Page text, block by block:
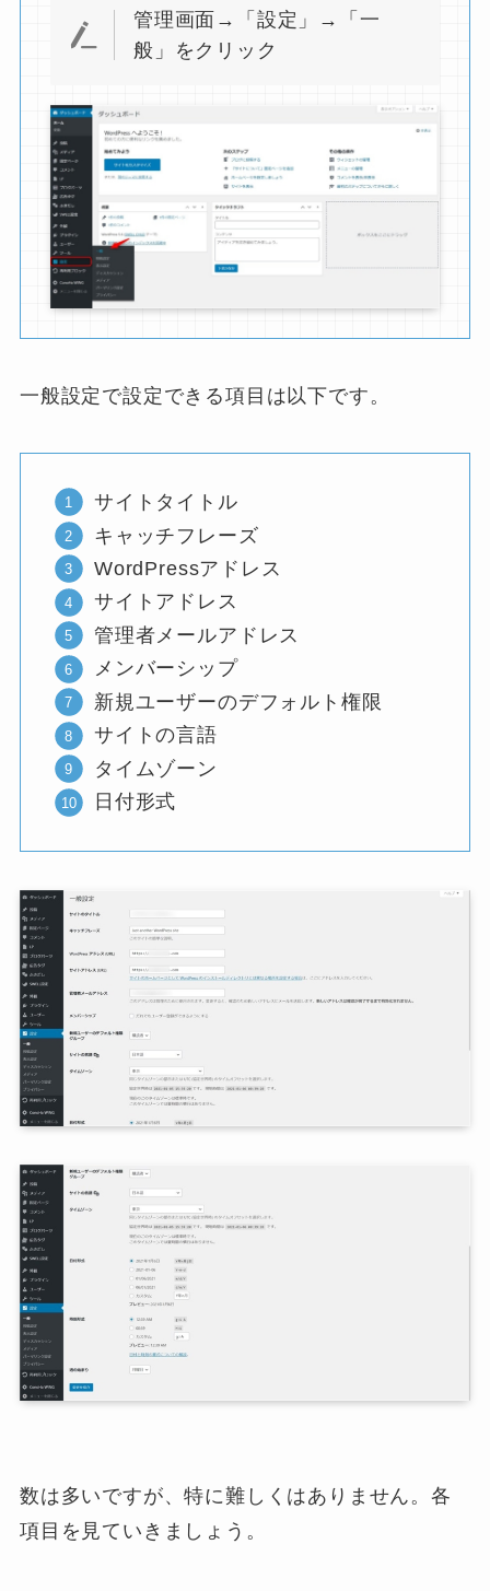
管理画面→「設定」→「一
般」をクリック
一般設定で設定できる項目は以下です。
サイトタイトル
キャッチフレーズ
WordPressアドレス
サイトアドレス
管理者メールアドレス
メンバーシップ
新規ユーザーのデフォルト権限
サイトの言語
タイムゾーン
日付形式
数は多いですが、特に難しくはありません。各
項目を見ていきましょう。